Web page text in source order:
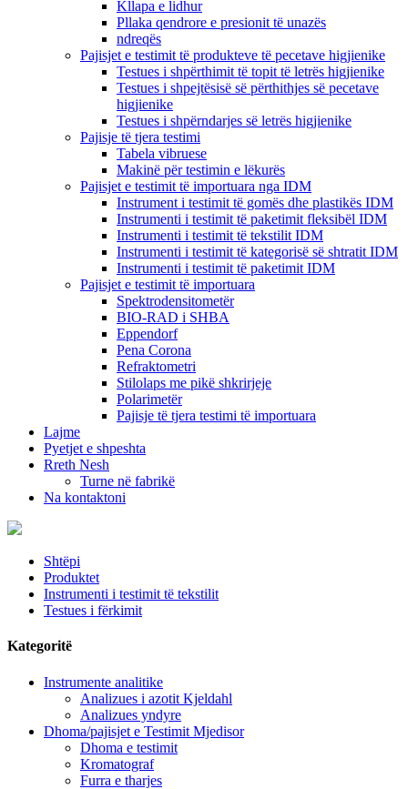
Kllapa e lidhur
Pllaka qendrore e presionit të unazës
ndreqës
Pajisjet e testimit të produkteve të pecetave higjienike
Testues i shpërthimit të topit të letrës higjienike
Testues i shpejtësisë së përthithjes së pecetave
higjienike
Testues i shpërndarjes së letrës higjienike
Pajisje të tjera testimi
Tabela vibruese
Makinë për testimin e lëkurës
Pajisjet e testimit të importuara nga IDM
Instrument i testimit të gomës dhe plastikës IDM
Instrumenti i testimit të paketimit fleksibël IDM
Instrumenti i testimit të tekstilit IDM
Instrumenti i testimit të kategorisë së shtratit IDM
Instrumenti i testimit të paketimit IDM
Pajisjet e testimit të importuara
Spektrodensitometër
BIO-RAD i SHBA
Eppendorf
Pena Corona
Refraktometri
Stilolaps me pikë shkrirjeje
Polarimetër
Pajisje të tjera testimi të importuara
Lajme
Pyetjet e shpeshta
Rreth Nesh
Turne në fabrikë
Na kontaktoni
Shtëpi
Produktet
Instrumenti i testimit të tekstilit
Testues i fërkimit
Kategoritë
Instrumente analitike
Analizues i azotit Kjeldahl
Analizues yndyre
Dhoma/pajisjet e Testimit Mjedisor
Dhoma e testimit
Kromatograf
Furra e tharjes